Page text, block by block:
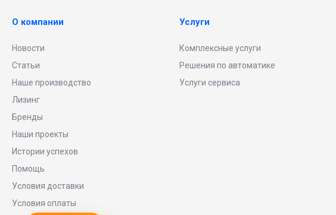
О компании
Новости
Статьи
Наше производство
Лизинг
Бренды
Наши проекты
Истории успехов
Помощь
Условия доставки
Условия оплаты
Услуги
Комплексные услуги
Решения по автоматике
Услуги сервиса